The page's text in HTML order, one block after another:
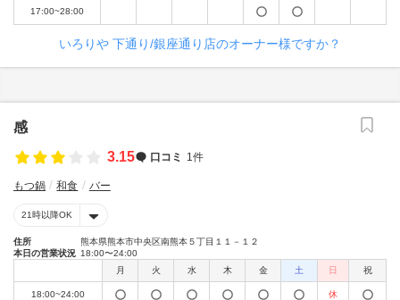
17:00~28:00
いろりや 下通り/銀座通り店のオーナー様ですか？
感
3.15
口コミ 1件
もつ鍋 和食 バー
21時以降OK
住所
熊本県熊本市中央区南熊本５丁目１１－１２
本日の営業状況 18:00〜24:00
月
火 水 木 金 土 日 祝
18:00~24:00 休